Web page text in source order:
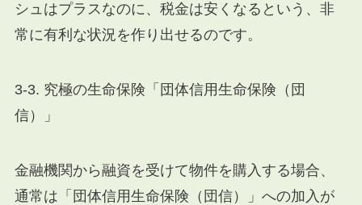
シュはプラスなのに、税金は安くなるという、非
常に有利な状況を作り出せるのです。
3-3. 究極の生命保険「団体信用生命保険（団
信）」
金融機関から融資を受けて物件を購入する場合、
通常は「団体信用生命保険（団信）」への加入が